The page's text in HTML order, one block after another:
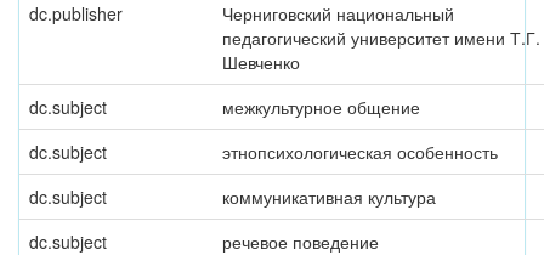
dc.publisher
Черниговский национальный
педагогический университет имени Т.Г.
Шевченко
dc.subject
межкультурное общение
dc.subject
этнопсихологическая особенность
dc.subject
коммуникативная культура
dc.subject
речевое поведение